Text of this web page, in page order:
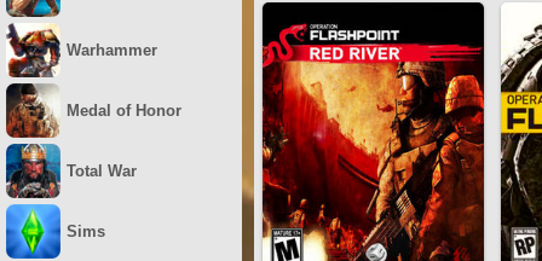
Warhammer
Medal of Honor
Total War
Sims